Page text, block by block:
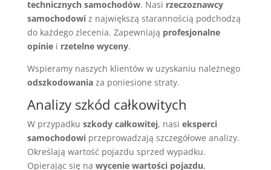
technicznych samochodów. Nasi rzeczoznawcy
samochodowiz największą starannością podchodzą
do każdego zlecenia. Zapewniają profesjonalne
opiniei rzetelne wyceny.
Wspieramy naszych klientów w uzyskaniu należnego
odszkodowaniaza poniesione straty.
Analizy szkód całkowitych
W przypadku szkody całkowitej, nasi eksperci
samochodowiprzeprowadzają szczegółowe analizy.
Określają wartość pojazdu sprzed wypadku.
Opierając się na wycenie wartości pojazdu,